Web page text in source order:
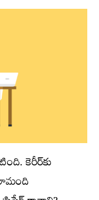
కెరీర్‌కు